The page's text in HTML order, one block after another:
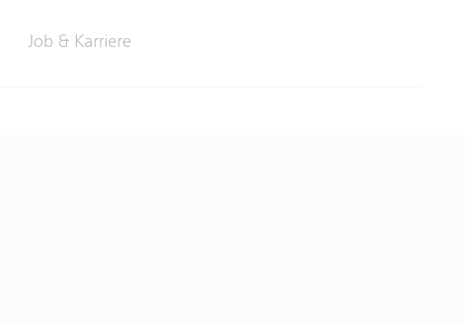
Job & Karriere